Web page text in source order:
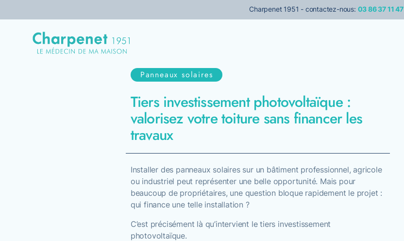
Charpenet 1951 - contactez-nous: 03 86 37 11 47
Le médecin de votre maison
Panneaux solaires
Tiers investissement photovoltaïque :
valorisez votre toiture sans financer les
travaux
Installer des panneaux solaires sur un bâtiment professionnel, agricole
ou industriel peut représenter une belle opportunité. Mais pour
beaucoup de propriétaires, une question bloque rapidement le projet :
qui finance une telle installation ?
C’est précisément là qu’intervient le tiers investissement
photovoltaïque.